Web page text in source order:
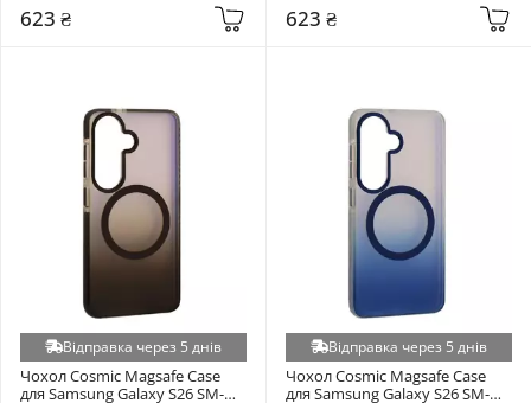
623 ₴ 623 ₴
Відправка через 5 днів
Чохол Cosmic Magsafe Case
для Samsung Galaxy S26 SM-
Відправка через 5 днів
Чохол Cosmic Magsafe Case
для Samsung Galaxy S26 SM-